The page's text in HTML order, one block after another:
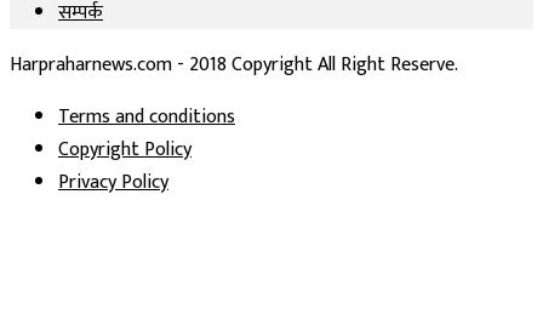
सम्पर्क
Harpraharnews.com - 2018 Copyright All Right Reserve.
Terms and conditions
Copyright Policy
Privacy Policy